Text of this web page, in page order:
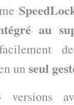
au
unseul